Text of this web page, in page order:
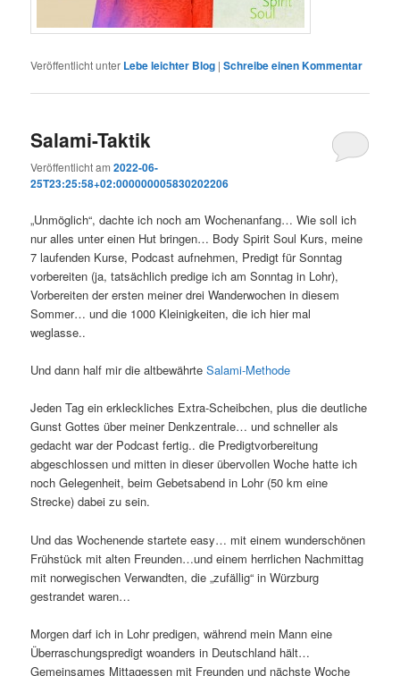
Veröffentlicht unter Lebe leichter Blog |Schreibe einen Kommentar
Salami-Taktik
Veröffentlicht am2022-06-
25T23:25:58+02:000000005830202206
„Unmöglich“, dachte ich noch am Wochenanfang… Wie soll ich
nur alles unter einen Hut bringen… Body Spirit Soul Kurs, meine
7 laufenden Kurse, Podcast aufnehmen, Predigt für Sonntag
vorbereiten (ja, tatsächlich predige ich am Sonntag in Lohr),
Vorbereiten der ersten meiner drei Wanderwochen in diesem
Sommer… und die 1000 Kleinigkeiten, die ich hier mal
weglasse..
Und dann half mir die altbewährteSalami-Methode
Jeden Tag ein erkleckliches Extra-Scheibchen, plus die deutliche
Gunst Gottes über meiner Denkzentrale… und schneller als
gedacht war der Podcast fertig.. die Predigtvorbereitung
abgeschlossen und mitten in dieser übervollen Woche hatte ich
noch Gelegenheit, beim Gebetsabend in Lohr (50 km eine
Strecke) dabei zu sein.
Und das Wochenende startete easy… mit einem wunderschönen
Frühstück mit alten Freunden…und einem herrlichen Nachmittag
mit norwegischen Verwandten, die „zufällig“ in Würzburg
gestrandet waren…
Morgen darf ich in Lohr predigen, während mein Mann eine
Überraschungspredigt woanders in Deutschland hält…
Gemeinsames Mittagessen mit Freunden und nächste Woche